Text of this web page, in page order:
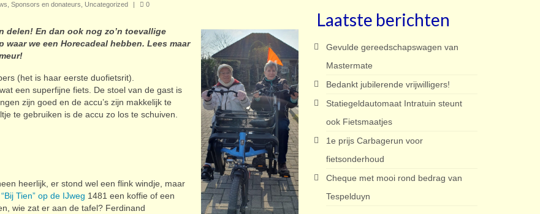
, Sponsors en donateurs, Uncategorized 0
delen! En dan ook nog zo’n toevallige
we een Horecadeal hebben. Lees maar
(het is haar eerste duofietsrit).
een superfijne fiets. De stoel van de gast is
zijn goed en de accu’s zijn makkelijk te
te gebruiken is de accu zo los te schuiven.
heerlijk, er stond wel een flink windje, maar
“Bij Tien” op de IJweg 1481 een koffie of een
wie zat er aan de tafel? Ferdinand
Laatste berichten
Gevulde gereedschapswagen van
Mastermate
Bedankt jubilerende vrijwilligers!
Statiegeldautomaat Intratuin steunt
ook Fietsmaatjes
1e prijs Carbagerun voor
fietsonderhoud
Cheque met mooi rond bedrag van
Tespelduyn